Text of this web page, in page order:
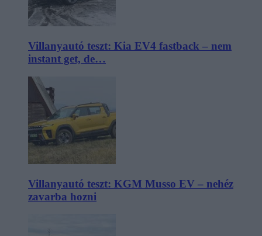
Villanyautó teszt: Kia EV4 fastback – nem
instant get, de…
Villanyautó teszt: KGM Musso EV – nehéz
zavarba hozni